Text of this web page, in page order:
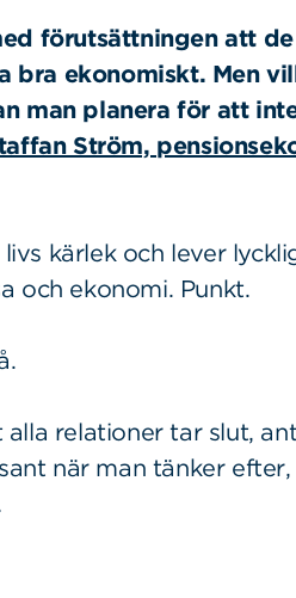
förutsättningen att
bra ekonomiskt. Men
man planera för att
Ström,
kärlek och lever
och ekonomi. Punkt.
relationer tar slut,
när man tänker